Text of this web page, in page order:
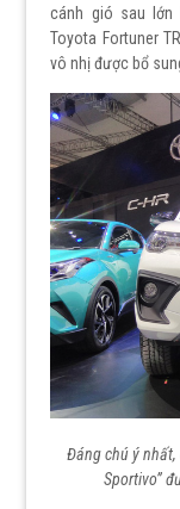
cánh gió sau lớn
Toyota Fortuner
vô nhị được bổ
Đáng chú ý nhất,
Sportivo”